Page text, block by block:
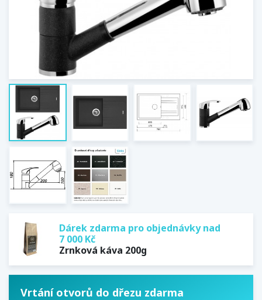
Dárek zdarma pro objednávky nad
7 000 Kč
Zrnková káva 200g
Vrtání otvorů do dřezu zdarma